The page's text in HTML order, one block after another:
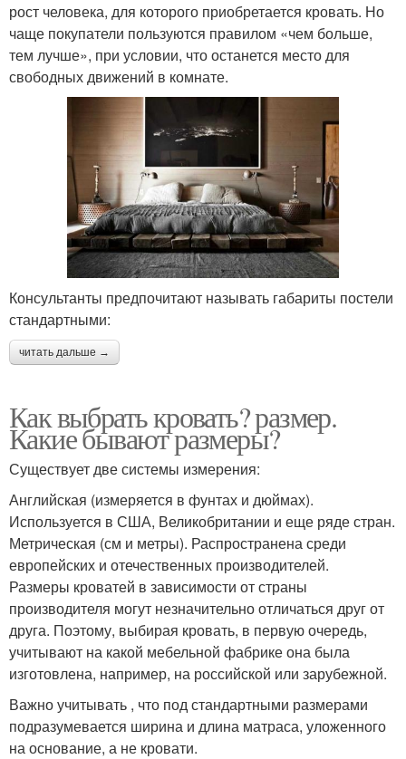
рост человека, для которого приобретается кровать. Но
чаще покупатели пользуются правилом «чем больше,
тем лучше», при условии, что останется место для
свободных движений в комнате.
Консультанты предпочитают называть габариты постели
стандартными:
читать дальше →
Как выбрать кровать? размер.
Какие бывают размеры?
Существует две системы измерения:
Английская (измеряется в фунтах и дюймах).
Используется в США, Великобритании и еще ряде стран.
Метрическая (см и метры). Распространена среди
европейских и отечественных производителей.
Размеры кроватей в зависимости от страны
производителя могут незначительно отличаться друг от
друга. Поэтому, выбирая кровать, в первую очередь,
учитывают на какой мебельной фабрике она была
изготовлена, например, на российской или зарубежной.
Важно учитывать , что под стандартными размерами
подразумевается ширина и длина матраса, уложенного
на основание, а не кровати.